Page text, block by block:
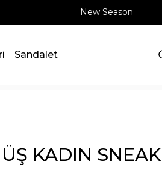
New Season
Sandalet
KADIN